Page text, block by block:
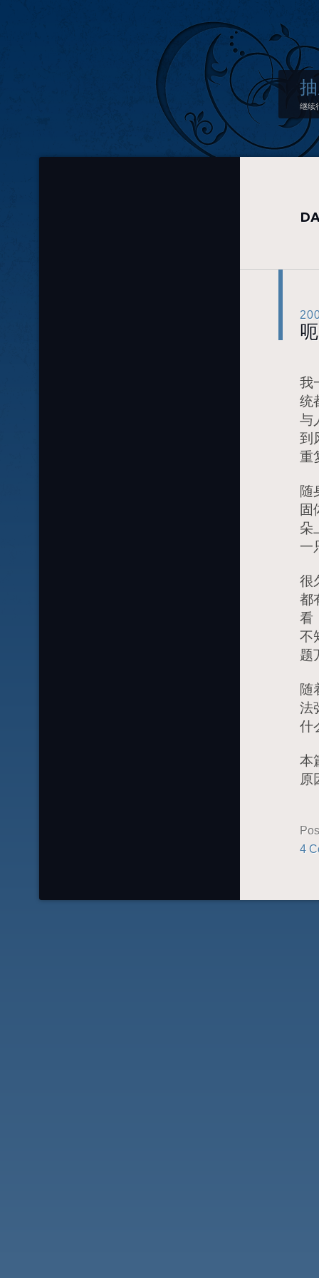
继续
我
统
与
到
重
随
固
朵
一
很
都
看
不
题
随
法
什
本
原
4